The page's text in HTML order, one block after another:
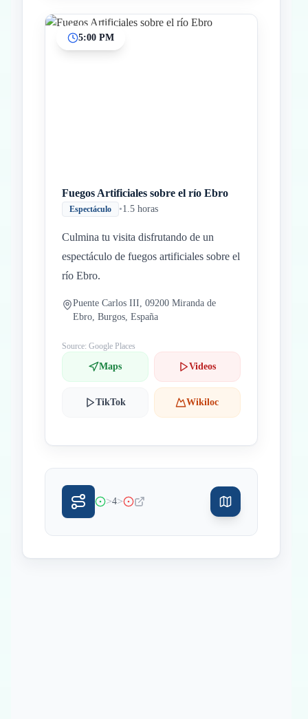
5:00 PM
Fuegos Artificiales sobre el río Ebro
Espectáculo •1.5 horas
Culmina tu visita disfrutando de un
espectáculo de fuegos artificiales sobre el
río Ebro.
Puente Carlos III, 09200 Miranda de
Ebro, Burgos, España
Source: Google Places
Maps Videos
TikTok Wikiloc
>4>